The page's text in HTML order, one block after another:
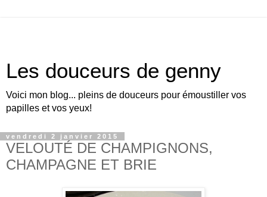
Les douceurs de genny
Voici mon blog... pleins de douceurs pour émoustiller vos
papilles et vos yeux!
vendredi 2 janvier 2015
VELOUTÉ DE CHAMPIGNONS,
CHAMPAGNE ET BRIE